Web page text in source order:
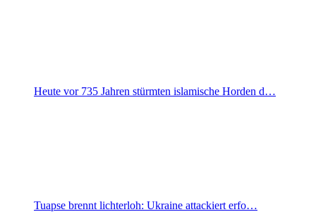
Heute vor 735 Jahren stürmten islamische Horden d…
Tuapse brennt lichterloh: Ukraine attackiert erfo…